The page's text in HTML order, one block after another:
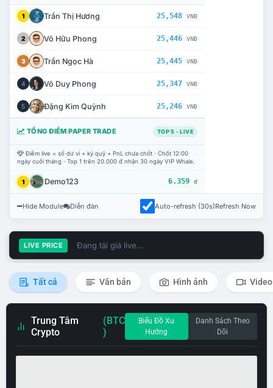
1 Trần Thị Hương 25,548 VNĐ
2 Võ Hữu Phong 25,446 VNĐ
3 Trần Ngọc Hà 25,445 VNĐ
4 Võ Duy Phong 25,347 VNĐ
5 Đặng Kim Quỳnh 25,246 VNĐ
TỔNG ĐIỂM PAPER TRADE TOP 5 · LIVE
Điểm live = số dư ví + ký quỹ + PnL chưa chốt · Chốt 12:00
ngày cuối tháng · Top 1 trên 20.000 đ nhận 30 ngày VIP Whale.
1 Demo123 6.359 đ
Hide Module Diễn đàn Auto-refresh (30s)Refresh Now
LIVE PRICE Đang tải giá live...
Tất cả Văn bản Hình ảnh Video
Trung Tâm
Crypto
(BTC
)
Biểu Đồ Xu
Hướng
Danh Sách Theo
Dõi